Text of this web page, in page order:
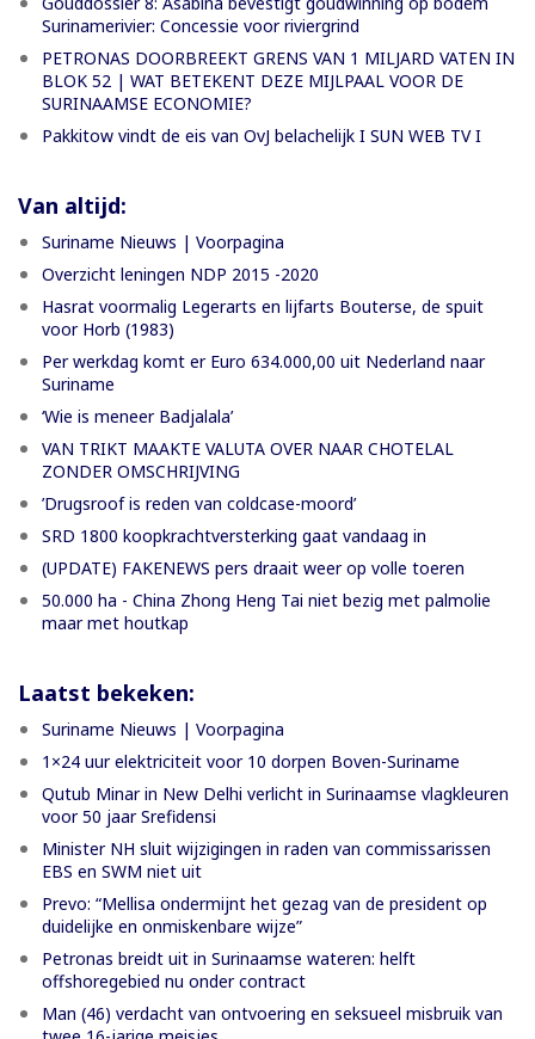
Surinamerivier: Concessie voor riviergrind
PETRONAS DOORBREEKT GRENS VAN 1 MILJARD VATEN IN
BLOK 52 | WAT BETEKENT DEZE MIJLPAAL VOOR DE
SURINAAMSE ECONOMIE?
Pakkitow vindt de eis van OvJ belachelijk I SUN WEB TV I
Van altijd:
Suriname Nieuws | Voorpagina
Overzicht leningen NDP 2015 -2020
Hasrat voormalig Legerarts en lijfarts Bouterse, de spuit
voor Horb (1983)
Per werkdag komt er Euro 634.000,00 uit Nederland naar
Suriname
‘Wie is meneer Badjalala’
VAN TRIKT MAAKTE VALUTA OVER NAAR CHOTELAL
ZONDER OMSCHRIJVING
’Drugsroof is reden van coldcase-moord’
SRD 1800 koopkrachtversterking gaat vandaag in
(UPDATE) FAKENEWS pers draait weer op volle toeren
50.000 ha - China Zhong Heng Tai niet bezig met palmolie
maar met houtkap
Laatst bekeken:
Suriname Nieuws | Voorpagina
1×24 uur elektriciteit voor 10 dorpen Boven-Suriname
Qutub Minar in New Delhi verlicht in Surinaamse vlagkleuren
voor 50 jaar Srefidensi
Minister NH sluit wijzigingen in raden van commissarissen
EBS en SWM niet uit
Prevo: “Mellisa ondermijnt het gezag van de president op
duidelijke en onmiskenbare wijze”
Petronas breidt uit in Surinaamse wateren: helft
offshoregebied nu onder contract
Man (46) verdacht van ontvoering en seksueel misbruik van